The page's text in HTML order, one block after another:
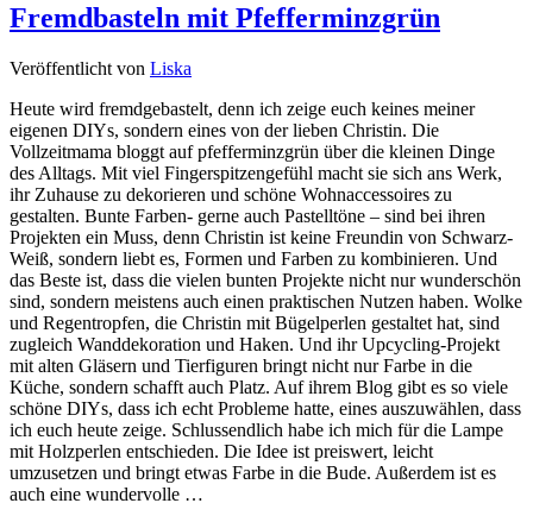
Fremdbasteln mit Pfefferminzgrün
Veröffentlicht von Liska
Heute wird fremdgebastelt, denn ich zeige euch keines meiner
eigenen DIYs, sondern eines von der lieben Christin. Die
Vollzeitmama bloggt auf pfefferminzgrün über die kleinen Dinge
des Alltags. Mit viel Fingerspitzengefühl macht sie sich ans Werk,
ihr Zuhause zu dekorieren und schöne Wohnaccessoires zu
gestalten. Bunte Farben- gerne auch Pastelltöne – sind bei ihren
Projekten ein Muss, denn Christin ist keine Freundin von Schwarz-
Weiß, sondern liebt es, Formen und Farben zu kombinieren. Und
das Beste ist, dass die vielen bunten Projekte nicht nur wunderschön
sind, sondern meistens auch einen praktischen Nutzen haben. Wolke
und Regentropfen, die Christin mit Bügelperlen gestaltet hat, sind
zugleich Wanddekoration und Haken. Und ihr Upcycling-Projekt
mit alten Gläsern und Tierfiguren bringt nicht nur Farbe in die
Küche, sondern schafft auch Platz. Auf ihrem Blog gibt es so viele
schöne DIYs, dass ich echt Probleme hatte, eines auszuwählen, dass
ich euch heute zeige. Schlussendlich habe ich mich für die Lampe
mit Holzperlen entschieden. Die Idee ist preiswert, leicht
umzusetzen und bringt etwas Farbe in die Bude. Außerdem ist es
auch eine wundervolle …